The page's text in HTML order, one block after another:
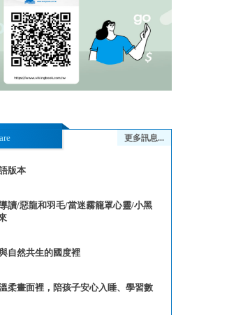
更多訊息...
版本
讀/惡龍和羽毛/當迷霧籠罩心靈/小黑
自然共生的國度裡
柔畫面裡，陪孩子安心入睡、學習數